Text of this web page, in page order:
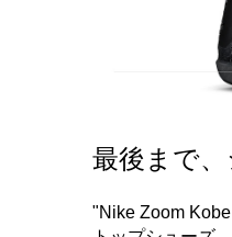
最後まで、
"Nike Zoom